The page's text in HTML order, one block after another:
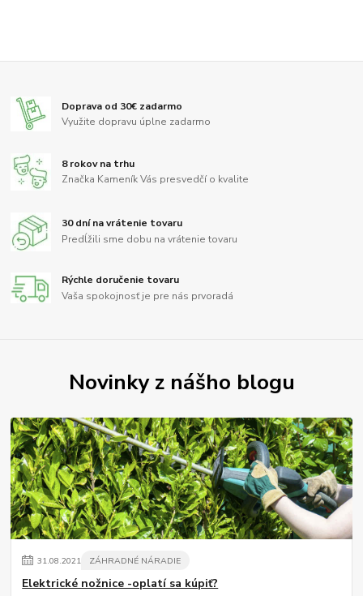
Doprava od 30€ zadarmo
Využite dopravu úplne zadarmo
8 rokov na trhu
Značka Kameník Vás presvedčí o kvalite
30 dní na vrátenie tovaru
Predĺžili sme dobu na vrátenie tovaru
Rýchle doručenie tovaru
Vaša spokojnosť je pre nás prvoradá
Novinky z nášho blogu
31.08.2021 ZÁHRADNÉ NÁRADIE
Elektrické nožnice -oplatí sa kúpiť?